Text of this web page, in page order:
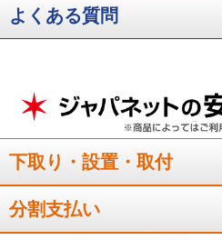
よくある質問
下取り・設置・取付
分割支払い